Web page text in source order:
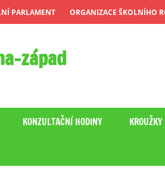
PARLAMENT ORGANIZACE ŠKOLNÍHO
západ
KONZULTAČNÍ HODINY KROUŽKY